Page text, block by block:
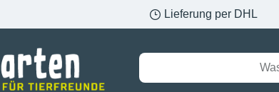
springen Lieferung per DHL